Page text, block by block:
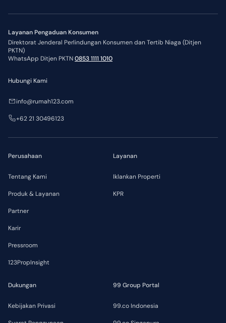
Layanan Pengaduan Konsumen
Direktorat Jenderal Perlindungan Konsumen dan Tertib Niaga (Ditjen
PKTN)
WhatsApp Ditjen PKTN0853 1111 1010
Perusahaan
Tentang Kami
Produk & Layanan
Partner
Karir
Pressroom
123PropInsight
Layanan
Iklankan Properti
KPR
Dukungan
Kebijakan Privasi
99 Group Portal
99.co Indonesia
Hubungi Kami
info@rumah123.com
+62 21 30496123